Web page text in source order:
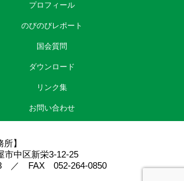
プロフィール
のびのびレポート
国会質問
ダウンロード
リンク集
お問い合わせ
】
中区新栄3-12-25
／ FAX 052-264-0850